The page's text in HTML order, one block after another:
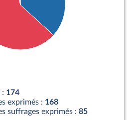
: 104 députés
: 174
exprimés : 168
suffrages exprimés : 85